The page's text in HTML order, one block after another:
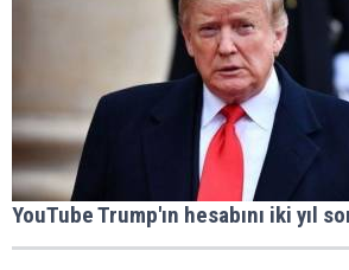
YouTube Trump'ın hesabını iki yıl